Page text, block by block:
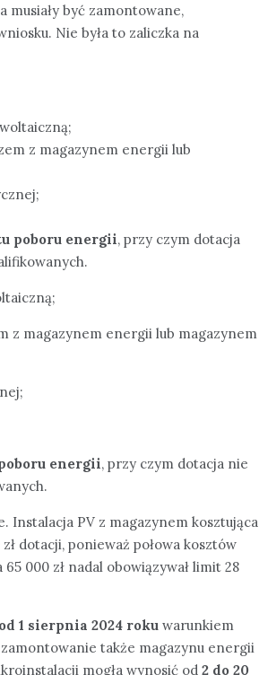
musiały być zamontowane,
Nie była to zaliczka na
z magazynem energii lub
poboru energii, przy czym dotacja
z magazynem energii lub magazynem
energii, przy czym dotacja nie
Instalacja PV z magazynem kosztująca
dotacji, ponieważ połowa kosztów
000 zł nadal obowiązywał limit 28
od 1 sierpnia 2024 roku warunkiem
także magazynu energii
mogła wynosić od 2 do 20